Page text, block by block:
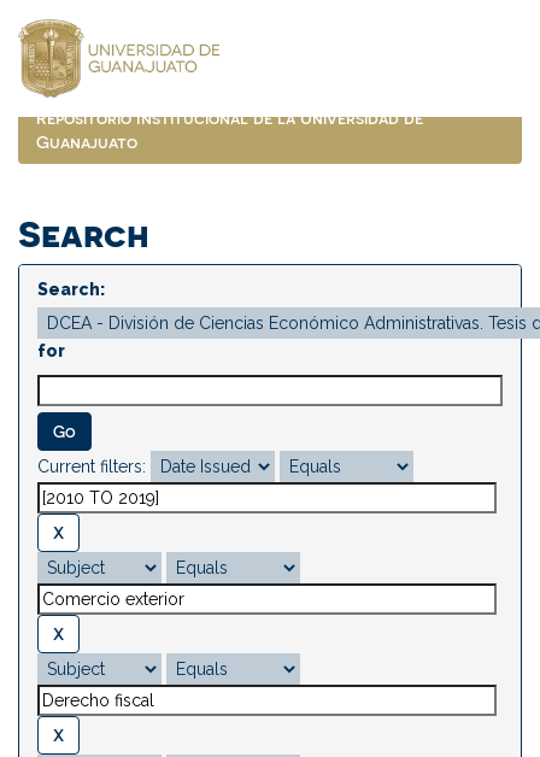
navigation
Repositorio Institucional de la Universidad de
Guanajuato
Search
Search:
for
Current filters: